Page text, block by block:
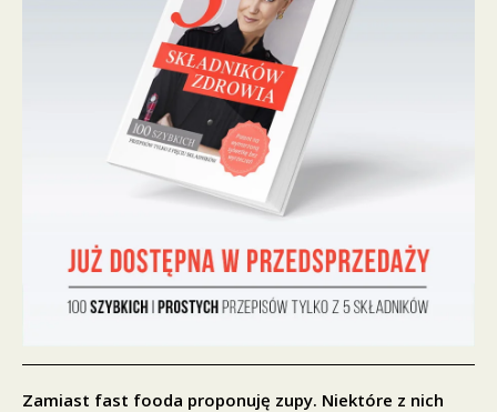
Zamiast fast fooda proponuję zupy. Niektóre z nich